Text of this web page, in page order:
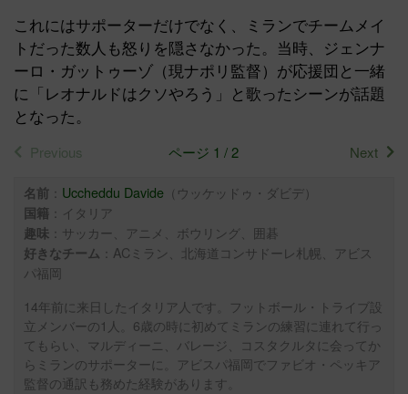
これにはサポーターだけでなく、ミランでチームメイ
トだった数人も怒りを隠さなかった。当時、ジェンナ
ーロ・ガットゥーゾ（現ナポリ監督）が応援団と一緒
に「レオナルドはクソやろう」と歌ったシーンが話題
となった。
Previous ページ 1 / 2 Next
名前 ： Uccheddu Davide （ウッケッドゥ・ダビデ）
国籍 ：イタリア
趣味 ：サッカー、アニメ、ボウリング、囲碁
好きなチーム ：ACミラン、北海道コンサドーレ札幌、アビス
パ福岡
14年前に来日したイタリア人です。フットボール・トライブ設
立メンバーの1人。6歳の時に初めてミランの練習に連れて行っ
てもらい、マルディーニ、バレージ、コスタクルタに会ってか
らミランのサポーターに。アビスパ福岡でファビオ・ペッキア
監督の通訳も務めた経験があります。